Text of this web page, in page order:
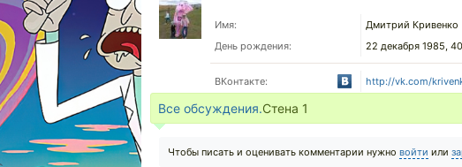
Имя:
Дмитрий Кривенко
День рождения:
22 декабря 1985,
ВКонтакте: http://vk.com/
Все обсуждения.Стена 1
Чтобы писать и оценивать комментарии нужно войти или